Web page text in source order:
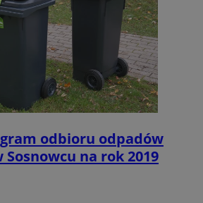
odbioru odpadów
na rok 2019